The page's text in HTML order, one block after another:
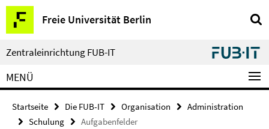
Springe
direkt
zu
Inhalt
Freie Universität Berlin
Service-
Navigation
Zentraleinrichtung FUB-IT
MENÜ
Startseite Die FUB-IT Organisation
Administration
Schulung
Aufgabenfelder